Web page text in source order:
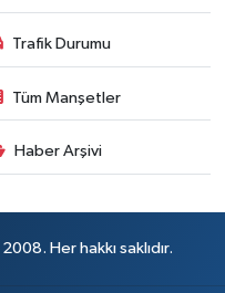
Trafik Durumu
Tüm Manşetler
Haber Arşivi
Her hakkı saklıdır.